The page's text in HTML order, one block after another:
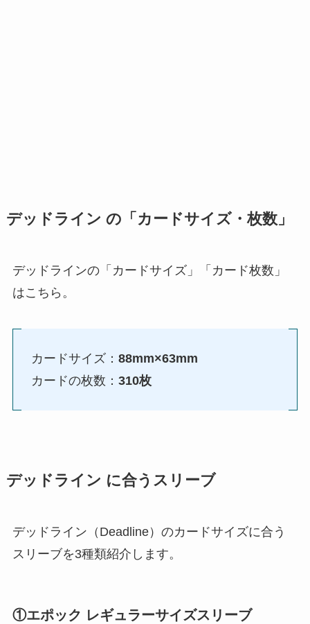
デッドライン の「カードサイズ・枚数」
デッドラインの「カードサイズ」「カード枚数」
はこちら。
カードサイズ： 88mm×63mm
カードの枚数： 310枚
デッドライン に合うスリーブ
デッドライン（Deadline）のカードサイズに合う
スリーブを3種類紹介します。
①エポック レギュラーサイズスリーブ